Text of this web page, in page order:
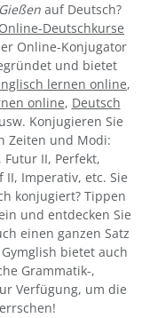
Gießenauf Deutsch?
Online-Deutschkurse
Online-Konjugator
und bietet
lernen online,
online, Deutsch
usw. Konjugieren Sie
Zeiten und Modi:
II, Perfekt,
Imperativ, etc. Sie
konjugiert? Tippen
und entdecken Sie
einen ganzen Satz
bietet auch
Grammatik-,
Verfügung, um die